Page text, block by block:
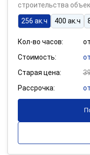
строительства
256 ак.ч
400 ак.ч
Кол-во часов:
Стоимость:
Старая цена:
Рассрочка: